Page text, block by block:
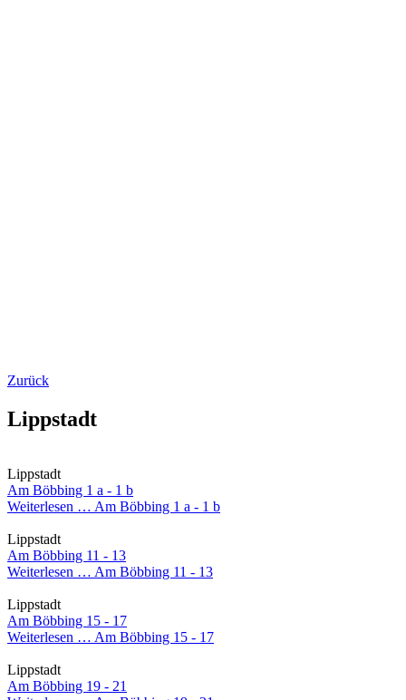
Zurück
Lippstadt
Lippstadt
Am Böbbing 1 a - 1 b
Weiterlesen … Am Böbbing 1 a - 1 b
Lippstadt
Am Böbbing 11 - 13
Weiterlesen … Am Böbbing 11 - 13
Lippstadt
Am Böbbing 15 - 17
Weiterlesen … Am Böbbing 15 - 17
Lippstadt
Am Böbbing 19 - 21